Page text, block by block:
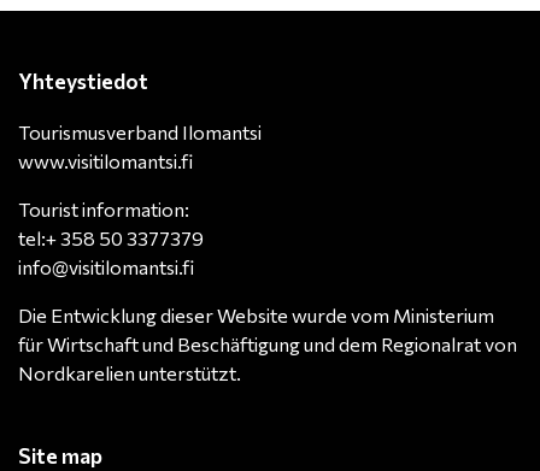
Yhteystiedot
Tourismusverband Ilomantsi
www.visitilomantsi.fi
Tourist information:
tel:+ 358 50 3377379
info@visitilomantsi.fi
Die Entwicklung dieser Website wurde vom Ministerium
für Wirtschaft und Beschäftigung und dem Regionalrat von
Nordkarelien unterstützt.
Site map